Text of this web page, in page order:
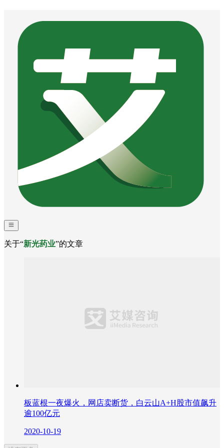
关于“新光药业”的文章
板蓝根一夜爆火，网店卖断货，白云山A+H股市值飙升
逾100亿元
2020-10-19